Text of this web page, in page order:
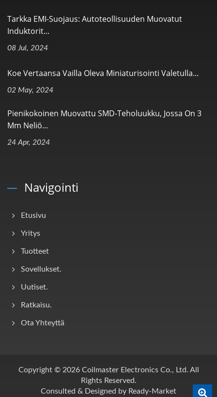
Tarkka EMI-Suojaus: Autoteollisuuden Muovatut
Induktorit...
08 Jul, 2024
Koe Vertaansa Vailla Oleva Miniaturisointi Valetulla...
02 May, 2024
Pienikokoinen Muovattu SMD-Teholuukku, Jossa On 3
Mm Neliö...
24 Apr, 2024
Navigointi
Etusivu
Yritys
Tuotteet
Sovellukset.
Uutiset.
Ratkaisu.
Ota Yhteyttä
Copyright © 2026 Coilmaster Electronics Co., Ltd. All
Rights Reserved.
Consulted & Designed by Ready-Market